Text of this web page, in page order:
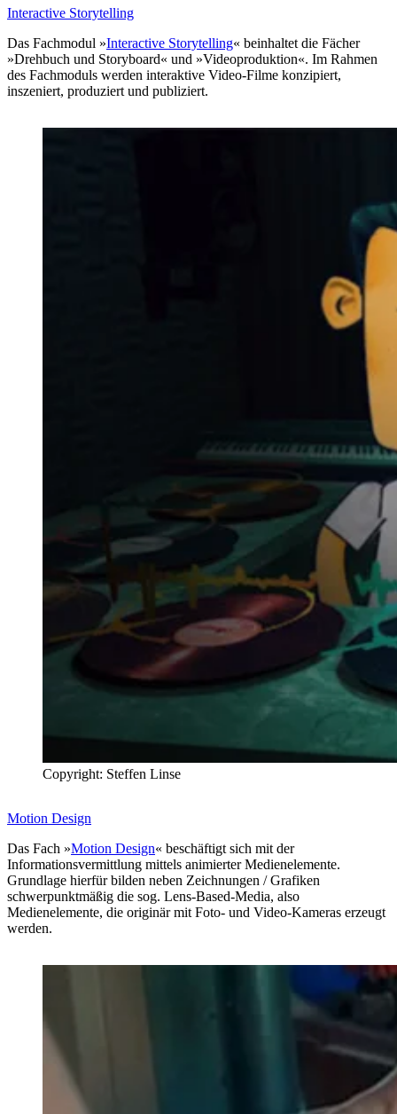
Interactive Storytelling
Das Fachmodul »Interactive Storytelling« beinhaltet die Fächer
»Drehbuch und Storyboard« und »Videoproduktion«. Im Rahmen
des Fachmoduls werden interaktive Video-Filme konzipiert,
inszeniert, produziert und publiziert.
Copyright: Steffen Linse
Motion Design
Das Fach »Motion Design« beschäftigt sich mit der
Informationsvermittlung mittels animierter Medienelemente.
Grundlage hierfür bilden neben Zeichnungen / Grafiken
schwerpunktmäßig die sog. Lens-Based-Media, also
Medienelemente, die originär mit Foto- und Video-Kameras erzeugt
werden.